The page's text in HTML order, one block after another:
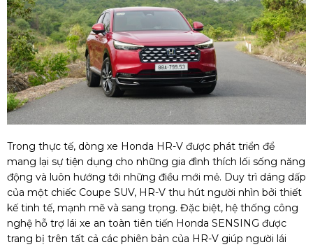
Trong thực tế, dòng xe Honda HR-V được phát triển để
mang lại sự tiện dụng cho những gia đình thích lối sống năng
động và luôn hướng tới những điều mới mẻ. Duy trì dáng dấp
của một chiếc Coupe SUV, HR-V thu hút người nhìn bởi thiết
kế tinh tế, mạnh mẽ và sang trọng. Đặc biệt, hệ thống công
nghệ hỗ trợ lái xe an toàn tiên tiến Honda SENSING được
trang bị trên tất cả các phiên bản của HR-V giúp người lái